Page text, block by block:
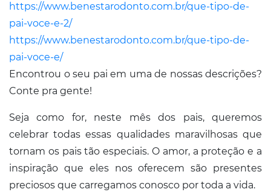
https://www.benestarodonto.com.br/que-tipo-de-
pai-voce-e-2/
https://www.benestarodonto.com.br/que-tipo-de-
pai-voce-e/
Encontrou o seu pai em uma de nossas descrições?
Conte pra gente!
Seja como for, neste mês dos pais, queremos
celebrar todas essas qualidades maravilhosas que
tornam os pais tão especiais. O amor, a proteção e a
inspiração que eles nos oferecem são presentes
preciosos que carregamos conosco por toda a vida.